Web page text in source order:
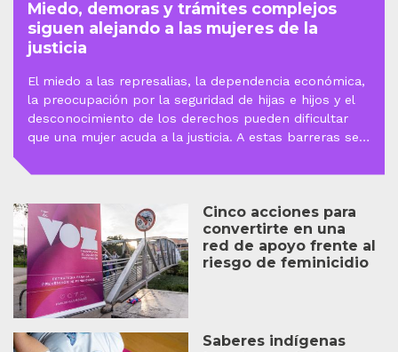
Miedo, demoras y trámites complejos
siguen alejando a las mujeres de la
El miedo a las represalias, la dependencia económica,
la preocupación por la seguridad de hijas e hijos y el
desconocimiento de los derechos pueden dificultar
suman los trámites complejos, las demoras, la
que pueden generar revictimización.
Cinco acciones para
convertirte en una
red de apoyo frente al